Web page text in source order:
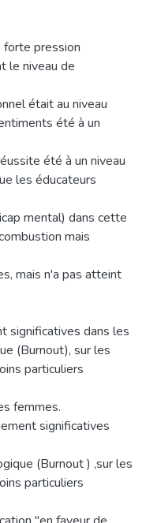
forte pression
le niveau de
était au niveau
été à un
été à un niveau
les éducateurs
mental) dans cette
mais
mais n'a pas atteint
significatives dans les
(Burnout), sur les
particuliers
femmes.
significatives
(Burnout ) ,sur les
particuliers